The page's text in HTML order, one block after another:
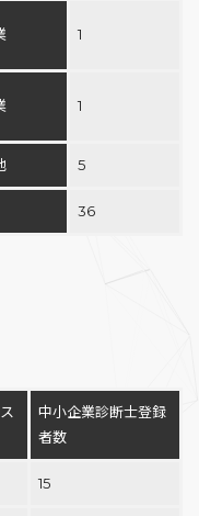
1
1
5
36
中小企業診断士登録
者数
15